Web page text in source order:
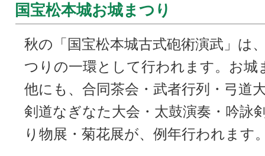
国宝松本城お城まつり
秋の「国宝松本城古式砲術演武」は
つりの一環として行われます。お城
他にも、合同茶会・武者行列・弓道
剣道なぎなた大会・太鼓演奏・吟詠
り物展・菊花展が、例年行われます